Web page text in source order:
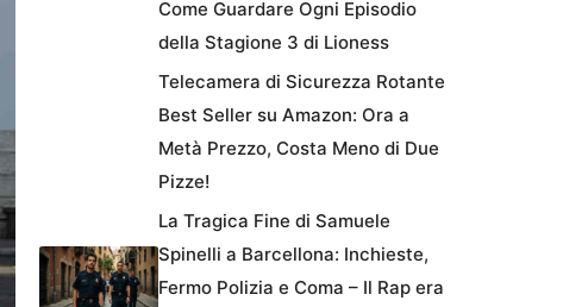
Come Guardare Ogni Episodio
della Stagione 3 di Lioness
Telecamera di Sicurezza Rotante
Best Seller su Amazon: Ora a
Metà Prezzo, Costa Meno di Due
Pizze!
La Tragica Fine di Samuele
Spinelli a Barcellona: Inchieste,
Fermo Polizia e Coma – Il Rap era